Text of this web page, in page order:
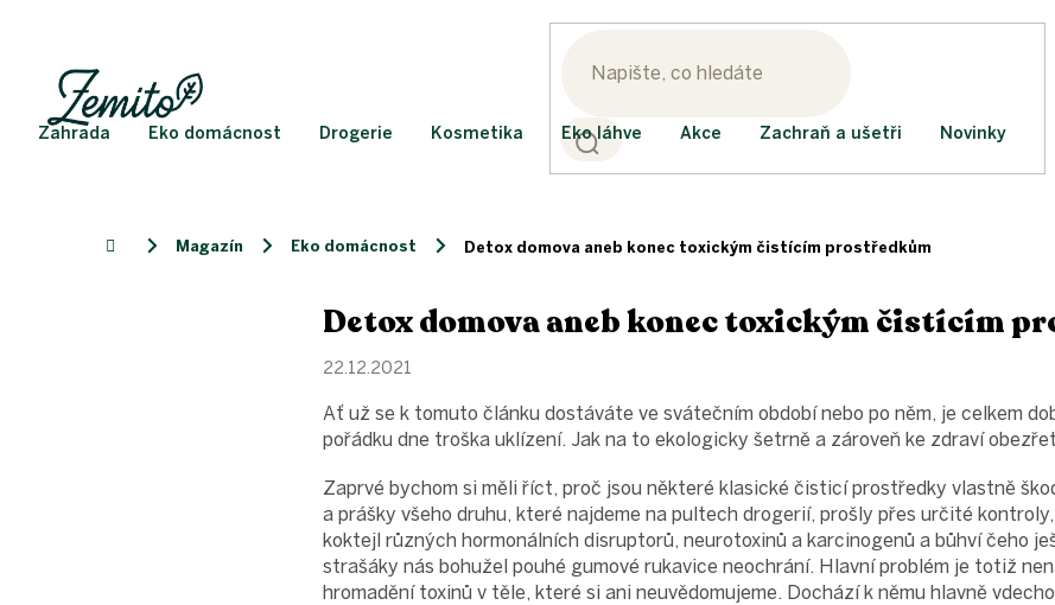
Zahrada Eko domácnost Drogerie Kosmetika Eko láhve Akce Zachraň a ušetři Novinky
Domů Magazín Eko domácnost Detox domova aneb konec toxickým čistícím prostředkům
Detox domova aneb konec toxickým čistícím
22.12.2021
Ať už se k tomuto článku dostáváte ve svátečním období nebo po něm, je celkem
pořádku dne troška uklízení. Jak na to ekologicky šetrně a zároveň ke zdraví
Zaprvé bychom si měli říct, proč jsou některé klasické čisticí prostředky vlastně
a prášky všeho druhu, které najdeme na pultech drogerií, prošly přes určité
koktejl různých hormonálních disruptorů, neurotoxinů a karcinogenů a bůhví čeho
strašáky nás bohužel pouhé gumové rukavice neochrání. Hlavní problém je totiž
hromadění toxinů v těle, které si ani neuvědomujeme. Dochází k němu hlavně